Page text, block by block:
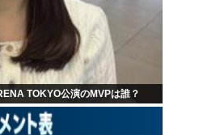
TOKYO公演のMVPは誰？